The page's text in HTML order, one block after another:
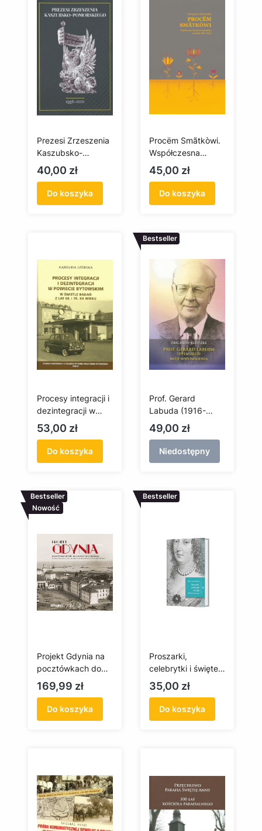
Prezesi Zrzeszenia
Kaszubsko-
Pomorskiego 1956-
2021
Cena
40,00 zł
Do koszyka
Procëm Smãtkòwi.
Współczesna
literatura
kaszubska w latach
1981-2015
Cena
45,00 zł
Do koszyka
Procesy integracji i
dezintegracji w
powiecie
bytowskim w
świetle badań z lat
60. i 70. XX wieku
Cena
53,00 zł
Do koszyka
Bestseller
Prof. Gerard
Labuda (1916-
2010). Moje
wspomnienia
Cena
49,00 zł
Niedostępny
Bestseller
Nowość
Projekt Gdynia na
pocztówkach do
1945 roku z
kolekcji Piotra
Popińskiego
Cena
169,99 zł
Do koszyka
Bestseller
Proszarki,
celebrytki i święte.
Gdańskie herstorie
Cena
35,00 zł
Do koszyka